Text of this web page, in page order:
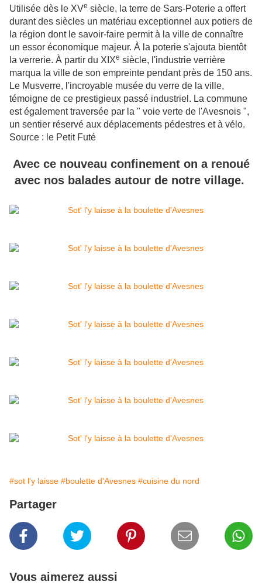
Utilisée dès le XVe siècle, la terre de Sars-Poterie a offert
durant des siècles un matériau exceptionnel aux potiers de
la région dont le savoir-faire permit à la ville de connaître
un essor économique majeur. À la poterie s'ajouta bientôt
la verrerie. À partir du XIXe siècle, l'industrie verrière
marqua la ville de son empreinte pendant près de 150 ans.
Le Musverre, l'incroyable musée du verre de la ville,
témoigne de ce prestigieux passé industriel. La commune
est également traversée par la " voie verte de l'Avesnois ",
un sentier réservé aux déplacements pédestres et à vélo.
Source : le Petit Futé
Avec ce nouveau confinement on a renoué
avec nos balades autour de notre village.
#sot l'y laisse #boulette d'Avesnes #cuisine du nord
Partager
Vous aimerez aussi